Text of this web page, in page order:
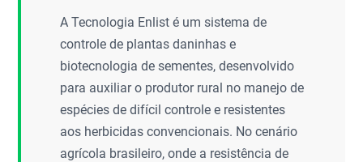
A Tecnologia Enlist é um sistema de
controle de plantas daninhas e
biotecnologia de sementes, desenvolvido
para auxiliar o produtor rural no manejo de
espécies de difícil controle e resistentes
aos herbicidas convencionais. No cenário
agrícola brasileiro, onde a resistência de